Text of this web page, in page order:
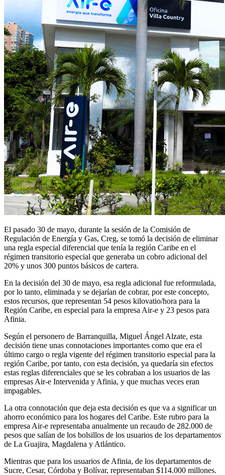
El pasado 30 de mayo, durante la sesión de la Comisión de
Regulación de Energía y Gas, Creg, se tomó la decisión de eliminar
una regla especial diferencial que tenía la región Caribe en el
régimen transitorio especial que generaba un cobro adicional del
20% y unos 300 puntos básicos de cartera.
En la decisión del 30 de mayo, esa regla adicional fue reformulada,
por lo tanto, eliminada y se dejarían de cobrar, por este concepto,
estos recursos, que representan 54 pesos kilovatio/hora para la
Región Caribe, en especial para la empresa Air-e y 23 pesos para
Afinia.
Según el personero de Barranquilla, Miguel Ángel Alzate, esta
decisión tiene unas connotaciones importantes como que era el
último cargo o regla vigente del régimen transitorio especial para la
región Caribe, por tanto, con esta decisión, ya quedaría sin efectos
estas reglas diferenciales que se les cobraban a los usuarios de las
empresas Air-e Intervenida y Afinia, y que muchas veces eran
impagables.
La otra connotación que deja esta decisión es que va a significar un
ahorro económico para los hogares del Caribe. Este rubro para la
empresa Air-e representaba anualmente un recaudo de 282.000 de
pesos que salían de los bolsillos de los usuarios de los departamentos
de La Guajira, Magdalena y Atlántico.
Mientras que para los usuarios de Afinia, de los departamentos de
Sucre, Cesar, Córdoba y Bolívar, representaban $114.000 millones.